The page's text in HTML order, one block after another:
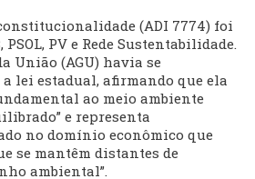
(ADI 7774) foi
PV e Rede Sustentabilidade.
União (AGU) havia se
lei estadual, afirmando que ela
ao meio ambiente
e representa
no domínio econômico que
se mantêm distantes de
ambiental”.